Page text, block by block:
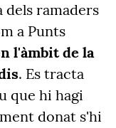
dels ramaders
a Punts
l'àmbit de la
. Es tracta
que hi hagi
donat s'hi